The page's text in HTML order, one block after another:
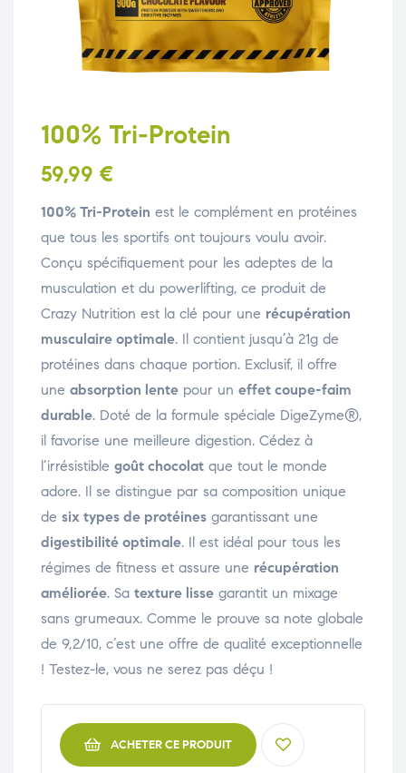
100% Tri-Protein
59,99 €
100% Tri-Protein est le complément en protéines
que tous les sportifs ont toujours voulu avoir.
Conçu spécifiquement pour les adeptes de la
musculation et du powerlifting, ce produit de
Crazy Nutrition est la clé pour une récupération
musculaire optimale. Il contient jusqu’à 21g de
protéines dans chaque portion. Exclusif, il offre
une absorption lente pour un effet coupe-faim
durable. Doté de la formule spéciale DigeZyme®,
il favorise une meilleure digestion. Cédez à
l’irrésistible goût chocolat que tout le monde
adore. Il se distingue par sa composition unique
de six types de protéines garantissant une
digestibilité optimale. Il est idéal pour tous les
régimes de fitness et assure une récupération
améliorée. Sa texture lisse garantit un mixage
sans grumeaux. Comme le prouve sa note globale
de 9,2/10, c’est une offre de qualité exceptionnelle
! Testez-le, vous ne serez pas déçu !
ACHETER CE PRODUIT